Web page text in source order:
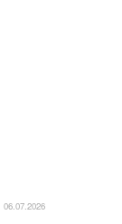
06.07.2026